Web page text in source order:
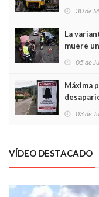
30 de
La
muere
frontal
05 de
Máxima
03 de
VÍDEO DESTACADO